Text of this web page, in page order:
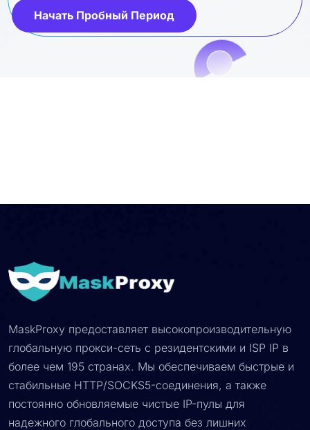
Начать Пробный Период
MaskProxy предоставляет высокопроизводительную
глобальную прокси-сеть с резидентскими и ISP IP в
более чем 195 странах. Мы обеспечиваем быстрые и
стабильные HTTP/SOCKS5-соединения, а также
постоянно обновляемые чистые IP-пулы для
надежного глобального доступа без лишних